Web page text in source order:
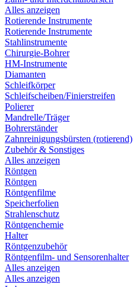
Alles anzeigen
Rotierende Instrumente
Rotierende Instrumente
Stahlinstrumente
Chirurgie-Bohrer
HM-Instrumente
Diamanten
Schleifkörper
Schleifscheiben/Finierstreifen
Polierer
Mandrelle/Träger
Bohrerständer
Zahnreinigungsbürsten (rotierend)
Zubehör & Sonstiges
Alles anzeigen
Röntgen
Röntgen
Röntgenfilme
Speicherfolien
Strahlenschutz
Röntgenchemie
Halter
Röntgenzubehör
Röntgenfilm- und Sensorenhalter
Alles anzeigen
Alles anzeigen